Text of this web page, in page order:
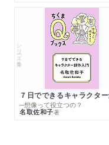
シリーズ・全集
─想像って役立つの？
名取佐和子著